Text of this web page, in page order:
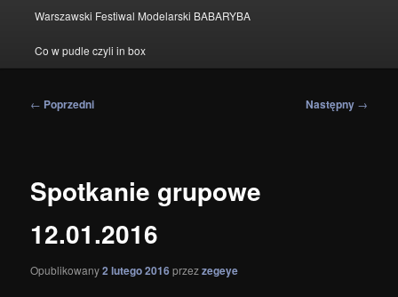
Warszawski Festiwal Modelarski BABARYBA
Co w pudle czyli in box
Nawigacja
← Poprzedni Następny →
Spotkanie grupowe
12.01.2016
Opublikowany2 lutego 2016przezzegeye